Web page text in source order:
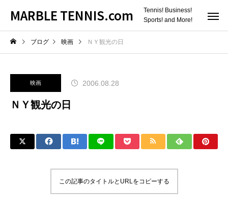
MARBLE TENNIS.com
Tennis! Business!
Sports! and More!
ブログ 映画 ＮＹ観光の日
映画 2006.08.28
ＮＹ観光の日
この記事のタイトルとURLをコピーする